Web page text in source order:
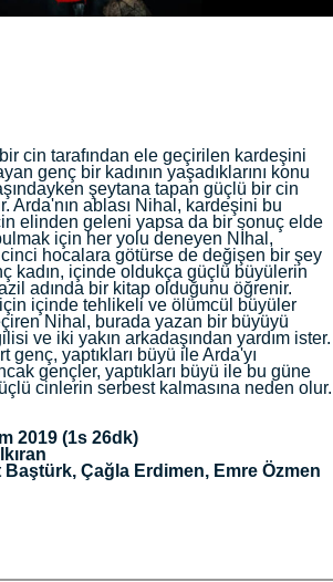
cin tarafından ele geçirilen kardeşini
genç bir kadının yaşadıklarını konu
şeytana tapan güçlü bir cin
Arda'nın ablası Nihal, kardeşini bu
elinden geleni yapsa da bir sonuç elde
için her yolu deneyen Nİhal,
hocalara götürse de değişen bir şey
kadın, içinde oldukça güçlü büyülerin
adında bir kitap olduğunu öğrenir.
içinde tehlikeli ve ölümcül büyüler
Nihal, burada yazan bir büyüyü
ve iki yakın arkadaşından yardım ister.
genç, yaptıkları büyü ile Arda'yı
gençler, yaptıkları büyü ile bu güne
cinlerin serbest kalmasına neden olur.
2019 (1s 26dk)
Çağla Erdimen, Emre Özmen